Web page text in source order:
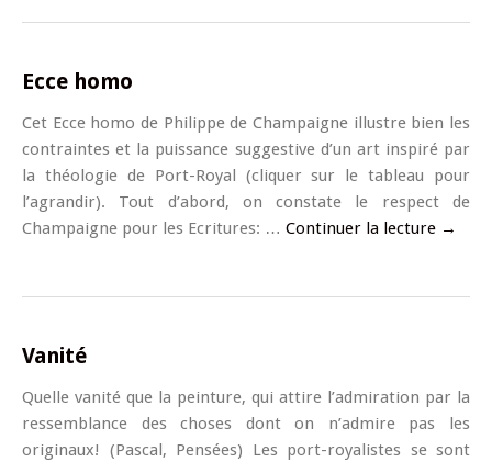
Ecce homo
Cet Ecce homo de Philippe de Champaigne illustre bien les
contraintes et la puissance suggestive d’un art inspiré par
la théologie de Port-Royal (cliquer sur le tableau pour
l’agrandir). Tout d’abord, on constate le respect de
Champaigne pour les Ecritures: … Continuer la lecture →
Vanité
Quelle vanité que la peinture, qui attire l’admiration par la
ressemblance des choses dont on n’admire pas les
originaux! (Pascal, Pensées) Les port-royalistes se sont